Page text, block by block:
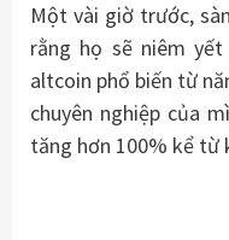
Một vài giờ trước,
rằng họ sẽ niêm
altcoin phổ biến từ
chuyên nghiệp của
tăng hơn 100% kể từ